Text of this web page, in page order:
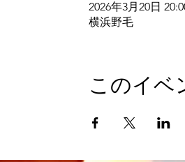
2026年3月20日
横浜野毛
このイベ